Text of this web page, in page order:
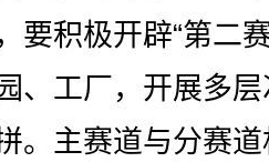
要积极开辟“第二
、工厂，开展多
。主赛道与分赛